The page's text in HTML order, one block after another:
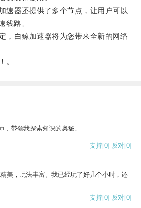
器还提供了多个节点，让用户可以
线路。
白鲸加速器将为您带来全新的网络
。
带领我探索知识的奥秘。
支持[0] 反对[0]
美，玩法丰富。我已经玩了好几个小时，还
支持[0] 反对[0]